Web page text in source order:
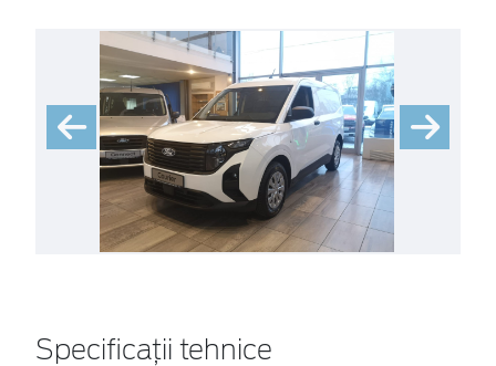
Specificații tehnice